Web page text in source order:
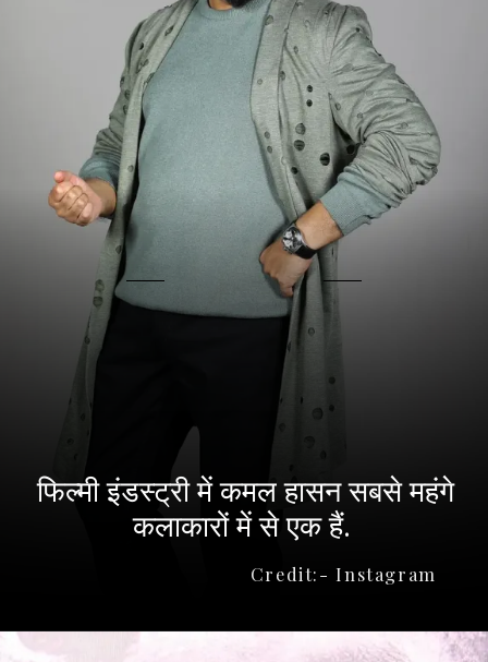
Credit:- Instagram
फिल्मी इंडस्ट्री में कमल हासन सबसे महंगे
कलाकारों में से एक हैं.